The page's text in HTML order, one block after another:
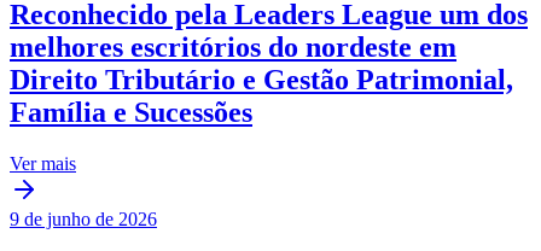
Reconhecido pela Leaders League um dos
melhores escritórios do nordeste em
Direito Tributário e Gestão Patrimonial,
Família e Sucessões
Ver mais
9 de junho de 2026